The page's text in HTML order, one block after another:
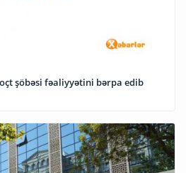
şöbəsi fəaliyyətini bərpa edib